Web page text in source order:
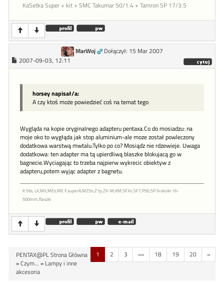
KaSetka Super + kit + SMC Takumar 50/1.4 + Tamron SP 17/3.5
MarWoj
Dołączył: 15 Mar 2007
2007-09-03, 12:11
horsey napisał/a:
A czy ktoś może powiedzieć coś na temat tego
Wygląda na kopie oryginalnego adapteru pentaxa.Co do mosiadzu: na
moje oko to wygłąda jak stop aluminium-ale moze został powleczony
dodatkowa warstwą mwtalu.Tylko po co? Mosiądz nie rdzewieje. Uwaga
dodatkowa: ten adapter ma tą upierdliwą blaszke blokujacą go w
bagnecie.Wyciagając to trzeba najpierw wykrecic obiektyw z
adapteru,potem wyjąc adapter z bagnetu.
K 5IIs, LX,MX,MEs,ME F,superA,MZ5n,Z1p,ZX-M,KM,SFXn,SF7,P50,SP II+słoiki 16-
500mm,flaszki
1 2 3 «» 18 19 20 »
PENTAX@PL Strona Główna
»Czym... » Lampy i inne
akcesoria